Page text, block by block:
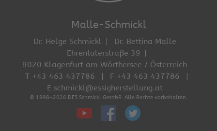
Malle-Schmickl
Dr. Helge Schmickl
Dr. Bettina Malle
Ehrentalerstraße 39
9020 Klagenfurt am Wörthersee / Österreich
T +43 463 437786
F +43 463 437786
E schmickl@essigherstellung.at
© 1998-2026 DFS Schmickl GesnbR. Alle Rechte vorbehalten.